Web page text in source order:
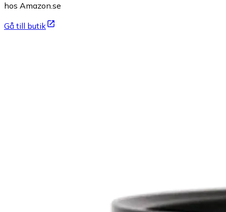
hos Amazon.se
Gå till butik